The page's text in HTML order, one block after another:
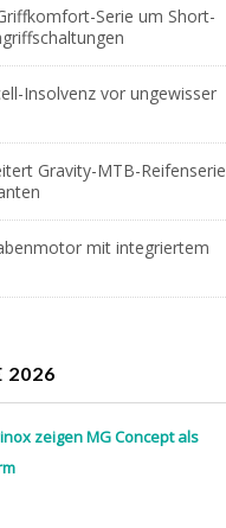
Serie um Short-
Insolvenz vor ungewisser
Gravity-MTB-Reifenserie
mit integriertem
2026
zeigen MG Concept als